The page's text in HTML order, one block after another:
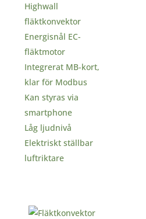
Highwall
fläktkonvektor
Energisnål EC-
fläktmotor
Integrerat MB-kort,
klar för Modbus
Kan styras via
smartphone
Låg ljudnivå
Elektriskt ställbar
luftriktare